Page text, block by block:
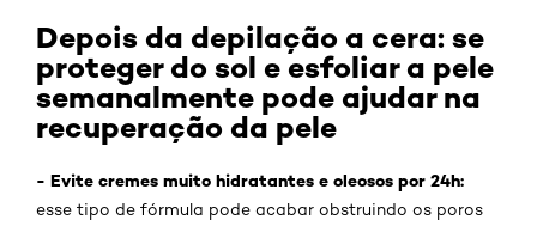
Depois da depilação a cera: se
proteger do sol e esfoliar a pele
semanalmente pode ajudar na
recuperação da pele
- Evite cremes muito hidratantes e oleosos por 24h:
esse tipo de fórmula pode acabar obstruindo os poros